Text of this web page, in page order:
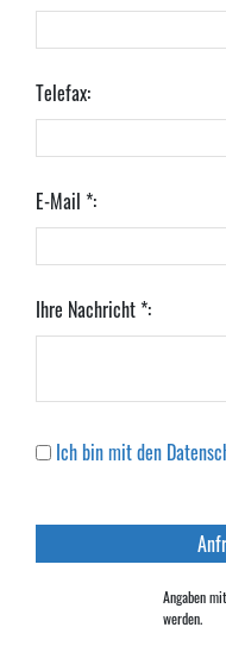
Telefax:
E-Mail *:
Ihre Nachricht *:
Ich bin mit den
Angaben
werden.